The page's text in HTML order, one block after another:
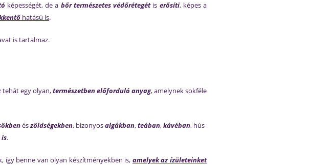
képességét, de a bőr természetes védőrétegétis erősíti, képes a
hatású is.
is tartalmaz.
tehát egy olyan,természetben előforduló anyag, amelynek sokféle
észöldségekben, bizonyosalgákban,teában,kávéban, hús-
is.
benne van olyan készítményekben is, amelyek az ízületeinket